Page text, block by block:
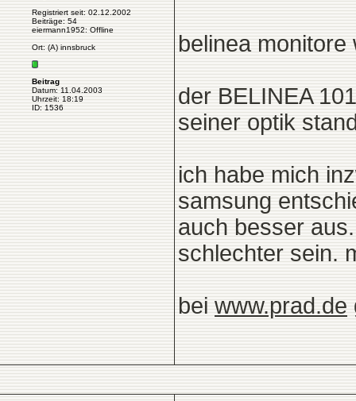
Registriert seit: 02.12.2002
Beiträge: 54
eiermann1952: Offline
Ort: (A) innsbruck
Beitrag
Datum: 11.04.2003
Uhrzeit: 18:19
ID: 1536
belinea
der BELINEA
seiner optik
ich habe mich
samsung
auch besser
schlechter sein.
bei www.prad.de